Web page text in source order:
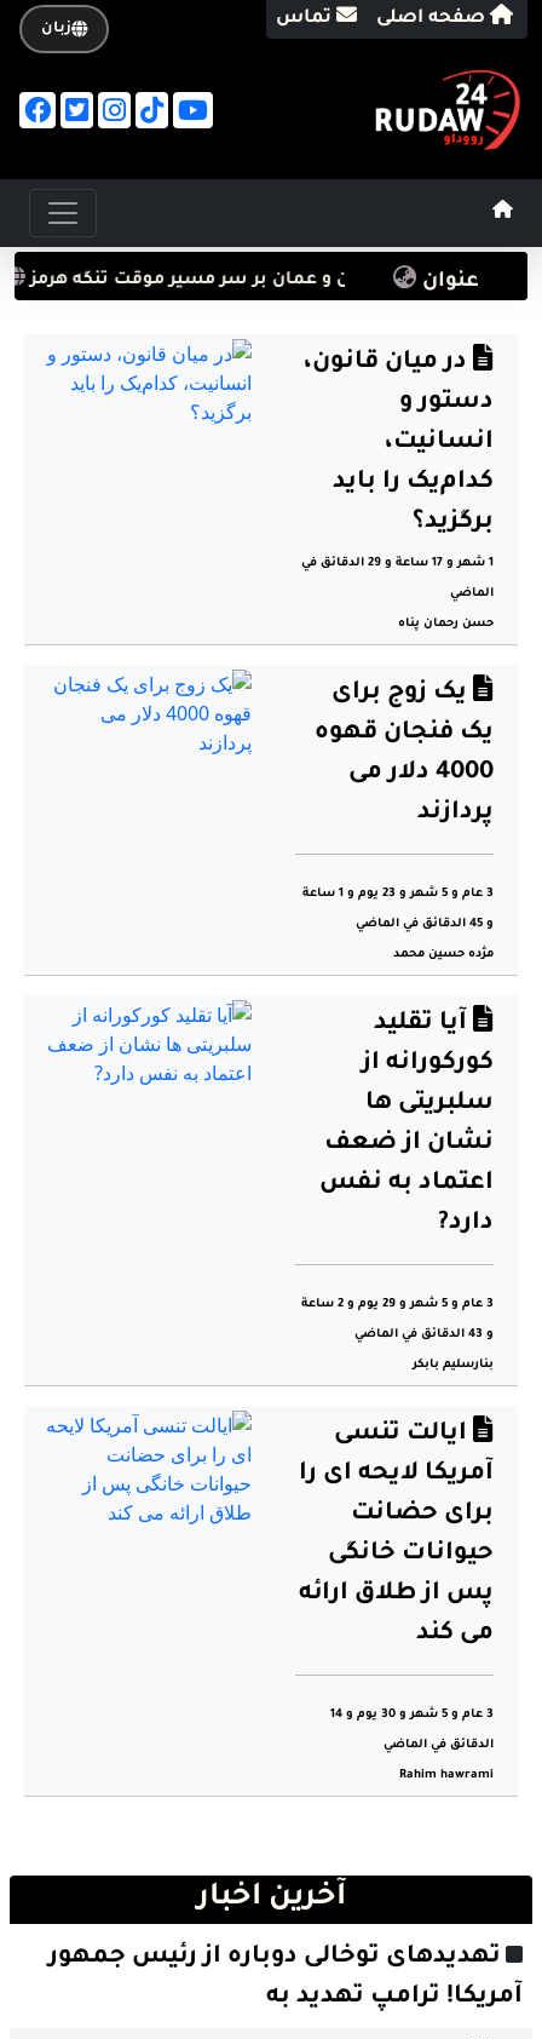
صفحه اصلی تماس زبان
رژیم تروریستی ایران و عمان بر سر مسیر موقت تنگه هرمز
عنوان
در میان قانون،
دستور و
انسانیت،
کدام‌یک را باید
برگزید؟
1 شهر و 17 ساعة و 29 الدقائق في
الماضي
حسن رحمان پناه
یک زوج برای
یک فنجان قهوه
4000 دلار می
پردازند
3 عام و 5 شهر و 23 يوم و 1 ساعة
و 45 الدقائق في الماضي
مژدە حسین محمد
آیا تقلید
کورکورانه از
سلبریتی ها
نشان از ضعف
اعتماد به نفس
دارد?
3 عام و 5 شهر و 29 يوم و 2 ساعة
و 43 الدقائق في الماضي
بنارسلیم بابکر
ایالت تنسی
آمریکا لایحه ای را
برای حضانت
حیوانات خانگی
پس از طلاق ارائه
می کند
3 عام و 5 شهر و 30 يوم و 14
الدقائق في الماضي
Rahim hawrami
آخرین اخبار
تهدیدهای توخالی دوباره از رئیس جمهور
آمریکا! ترامپ تهدید به